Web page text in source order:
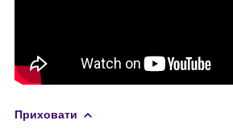
Приховати